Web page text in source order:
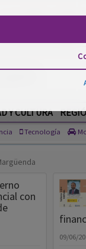
Y CULTURA
Tecnología
con
09/06/